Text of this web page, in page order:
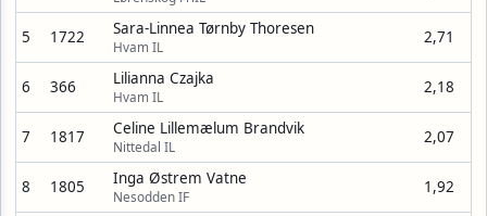
5 1722 Sara-Linnea Tørnby Thoresen
Hvam IL
2,71
6 366 Lilianna Czajka
Hvam IL
2,18
7 1817 Celine Lillemælum Brandvik
Nittedal IL
2,07
8 1805 Inga Østrem Vatne
Nesodden IF
1,92